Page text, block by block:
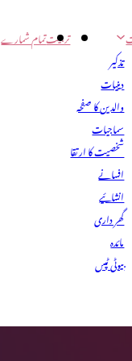
تذکیر
دینیات
والدین کا صفحہ
سماجیات
شخصیت کا ارتقا
افسانے
انشائیے
گھر داری
مائدہ
بیوٹی ٹپس
تربیتتمام شمارے